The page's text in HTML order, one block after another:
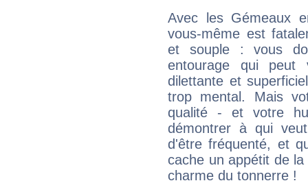
Avec les Gémeaux
vous-même est
et souple : vous
entourage qui
dilettante et
trop mental. Mais
qualité - et votre
démontrer à qui
d'être fréquenté, et
cache un appétit de
charme du tonnerre !